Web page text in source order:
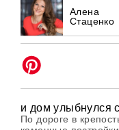
Алена
Стаценко
и дом улыбнулся
По дороге в